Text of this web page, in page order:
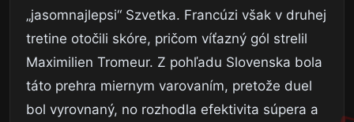
„jasomnajlepsi“ Szvetka. Francúzi však v druhej
tretine otočili skóre, pričom víťazný gól strelil
Maximilien Tromeur. Z pohľadu Slovenska bola
táto prehra miernym varovaním, pretože duel
bol vyrovnaný, no rozhodla efektivita súpera a